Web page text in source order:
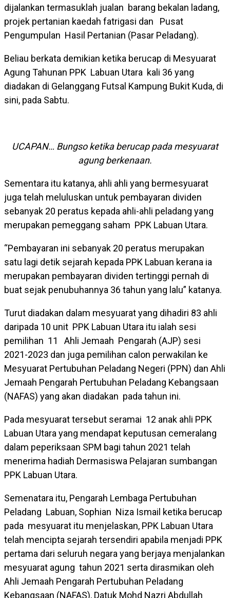
dijalankan termasuklah jualan barang bekalan ladang,
projek pertanian kaedah fatrigasi dan Pusat
Pengumpulan Hasil Pertanian (Pasar Peladang).
Beliau berkata demikian ketika berucap di Mesyuarat
Agung Tahunan PPK Labuan Utara kali 36 yang
diadakan di Gelanggang Futsal Kampung Bukit Kuda, di
sini, pada Sabtu.
UCAPAN… Bungso ketika berucap pada mesyuarat
agung berkenaan.
Sementara itu katanya, ahli ahli yang bermesyuarat
juga telah meluluskan untuk pembayaran dividen
sebanyak 20 peratus kepada ahli-ahli peladang yang
merupakan pemeggang saham PPK Labuan Utara.
“Pembayaran ini sebanyak 20 peratus merupakan
satu lagi detik sejarah kepada PPK Labuan kerana ia
merupakan pembayaran dividen tertinggi pernah di
buat sejak penubuhannya 36 tahun yang lalu” katanya.
Turut diadakan dalam mesyuarat yang dihadiri 83 ahli
daripada 10 unit PPK Labuan Utara itu ialah sesi
pemilihan 11 Ahli Jemaah Pengarah (AJP) sesi
2021-2023 dan juga pemilihan calon perwakilan ke
Mesyuarat Pertubuhan Peladang Negeri (PPN) dan Ahli
Jemaah Pengarah Pertubuhan Peladang Kebangsaan
(NAFAS) yang akan diadakan pada tahun ini.
Pada mesyuarat tersebut seramai 12 anak ahli PPK
Labuan Utara yang mendapat keputusan cemeralang
dalam peperiksaan SPM bagi tahun 2021 telah
menerima hadiah Dermasiswa Pelajaran sumbangan
PPK Labuan Utara.
Semenatara itu, Pengarah Lembaga Pertubuhan
Peladang Labuan, Sophian Niza Ismail ketika berucap
pada mesyuarat itu menjelaskan, PPK Labuan Utara
telah mencipta sejarah tersendiri apabila menjadi PPK
pertama dari seluruh negara yang berjaya menjalankan
mesyuarat agung tahun 2021 serta dirasmikan oleh
Ahli Jemaah Pengarah Pertubuhan Peladang
Kebangsaan (NAFAS), Datuk Mohd Nazri Abdullah